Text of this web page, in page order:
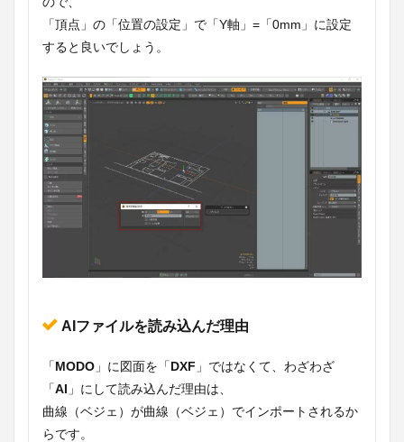
「頂点」の「位置の設定」で「Y軸」=「0mm」に設定
すると良いでしょう。
AIファイルを読み込んだ理由
「MODO 」に図面を「DXF 」ではなくて、わざわざ
「AI 」にして読み込んだ理由は、
曲線（ベジェ）が曲線（ベジェ）でインポートされるか
らです。